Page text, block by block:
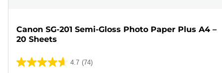
Canon SG-201 Semi-Gloss Photo Paper Plus A4 –
20 Sheets
4.7 (74)
4.7